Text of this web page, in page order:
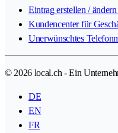
Eintrag erstellen /
Kundencenter für
Unerwünschtes
© 2026 local.ch - Ein
DE
EN
FR